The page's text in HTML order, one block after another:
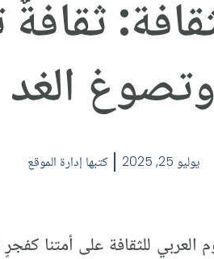
وتصوغ الغد
يوليو 25, 2025
كتبها إدارة الموقع
للثقافة على أمتنا